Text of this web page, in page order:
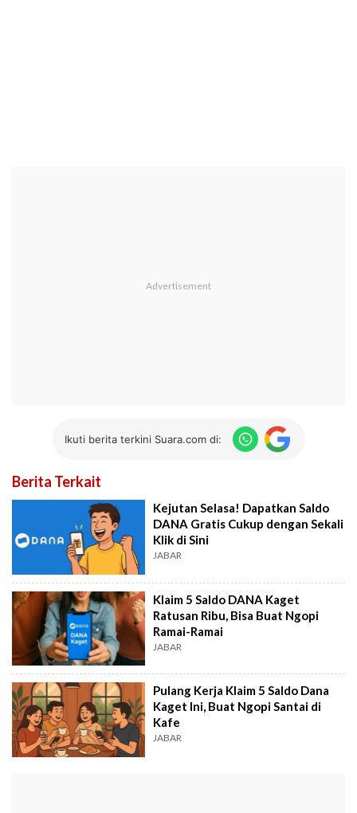
Ikuti berita terkini Suara.com di:
Berita Terkait
Kejutan Selasa! Dapatkan Saldo
DANA Gratis Cukup dengan Sekali
Klik di Sini
JABAR
Klaim 5 Saldo DANA Kaget
Ratusan Ribu, Bisa Buat Ngopi
Ramai-Ramai
JABAR
Pulang Kerja Klaim 5 Saldo Dana
Kaget Ini, Buat Ngopi Santai di
Kafe
JABAR